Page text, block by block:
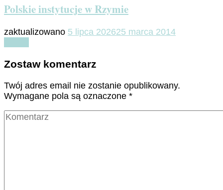
Polskie instytucje w Rzymie
zaktualizowano 5 lipca 202625 marca 2014
Zostaw komentarz
Twój adres email nie zostanie opublikowany.
Wymagane pola są oznaczone *